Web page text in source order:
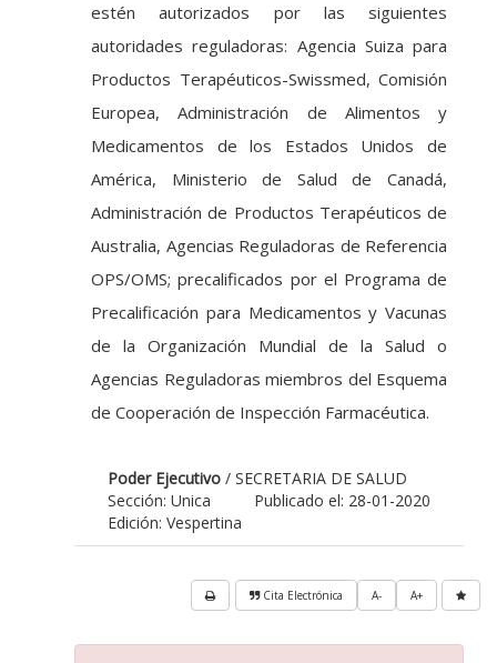
estén autorizados por las siguientes
autoridades reguladoras: Agencia Suiza para
Productos Terapéuticos-Swissmed, Comisión
Europea, Administración de Alimentos y
Medicamentos de los Estados Unidos de
América, Ministerio de Salud de Canadá,
Administración de Productos Terapéuticos de
Australia, Agencias Reguladoras de Referencia
OPS/OMS; precalificados por el Programa de
Precalificación para Medicamentos y Vacunas
de la Organización Mundial de la Salud o
Agencias Reguladoras miembros del Esquema
de Cooperación de Inspección Farmacéutica.
Poder Ejecutivo / SECRETARIA DE SALUD
Publicado el: 28-01-2020
Sección: Unica
Edición: Vespertina
A+
A-
Cita Electrónica